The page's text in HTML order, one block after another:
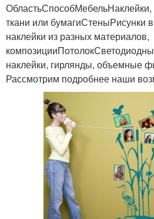
ОбластьСпособМебельНаклейки,
ткани или бумагиСтеныРисунки
наклейки из разных материалов,
наклейки, гирлянды, объемные
Рассмотрим подробнее наши